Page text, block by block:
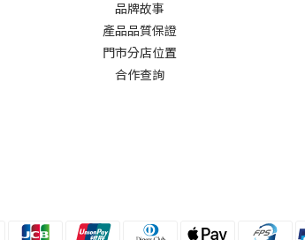
品牌故事
產品品質保證
門市分店位置
合作查詢